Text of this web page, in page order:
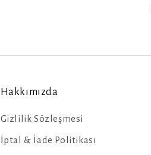
Hakkımızda
Gizlilik Sözleşmesi
İptal & İade Politikası